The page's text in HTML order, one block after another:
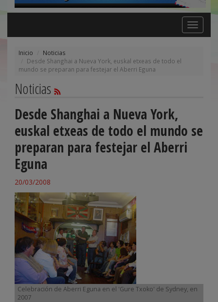
Toggle
navigation
Inicio
Noticias
Desde Shanghai a Nueva York, euskal etxeas de todo el
mundo se preparan para festejar el Aberri Eguna
Noticias
Desde Shanghai a Nueva York,
euskal etxeas de todo el mundo se
preparan para festejar el Aberri
Eguna
20/03/2008
Celebración de Aberri Eguna en el 'Gure Txoko' de Sydney, en
2007